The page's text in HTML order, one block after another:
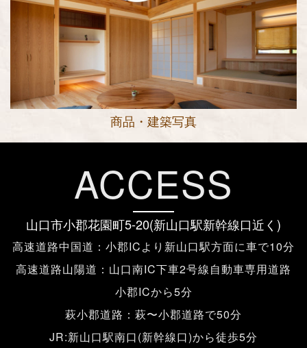
商品・建築写真
ACCESS
山口市小郡花園町5-20(新山口駅新幹線口近く)
高速道路中国道：小郡ICより新山口駅方面に車で10分
高速道路山陽道：山口南IC下車2号線自動車専用道路
小郡ICから5分
萩小郡道路：萩〜小郡道路で50分
JR:新山口駅南口(新幹線口)から徒歩5分